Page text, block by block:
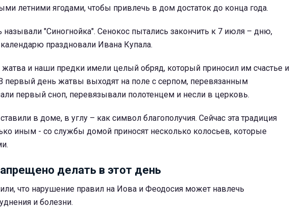
летними ягодами, чтобы привлечь в дом достаток до конца года.
называли "Синогнойка". Сенокос пытались закончить к 7 июля – дню,
праздновали Ивана Купала.
жатва и наши предки имели целый обряд, который приносил им счастье и
первый день жатвы выходят на поле с серпом, перевязанным
первый сноп, перевязывали полотенцем и несли в церковь.
в доме, в углу – как символ благополучия. Сейчас эта традиция
иным - со службы домой приносят несколько колосьев, которые
делать в этот день
что нарушение правил на Иова и Феодосия может навлечь
и болезни.